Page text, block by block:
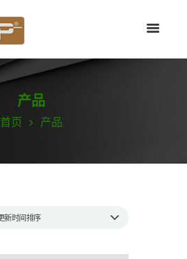
产品
首页 产品